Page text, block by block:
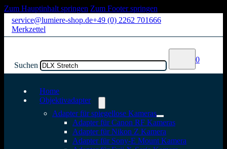
Zum Hauptinhalt springen Zum Footer springen
service@lumiere-shop.de+49 (0) 2262 701666
Merkzettel
Suchen
0
Home
Objektivadapter
Adapter für spiegellose Kameras
Adapter für Canon RF Kameras
Adapter für Nikon Z Kamera
Adapter für Sony-E Mount Kamera